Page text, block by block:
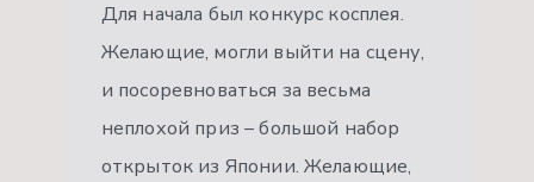
Для начала был конкурс косплея.
Желающие, могли выйти на сцену,
и посоревноваться за весьма
неплохой приз – большой набор
открыток из Японии. Желающие,